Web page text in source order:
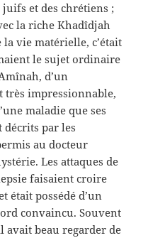
juifs et des chrétiens ;
la riche Khadîdjah
vie matérielle, c’était
le sujet ordinaire
d’un
très impressionnable,
maladie que ses
par les
au docteur
Les attaques de
faisaient croire
était possédé d’un
convaincu. Souvent
avait beau regarder de